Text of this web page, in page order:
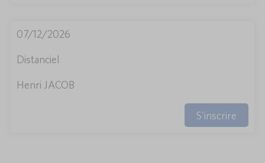
07/12/2026
Distanciel
Henri JACOB
S'inscrire